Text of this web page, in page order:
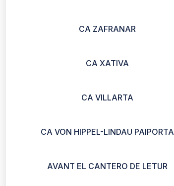
CA ZAFRANAR
CA XATIVA
CA VILLARTA
CA VON HIPPEL-LINDAU PAIPORTA
AVANT EL CANTERO DE LETUR